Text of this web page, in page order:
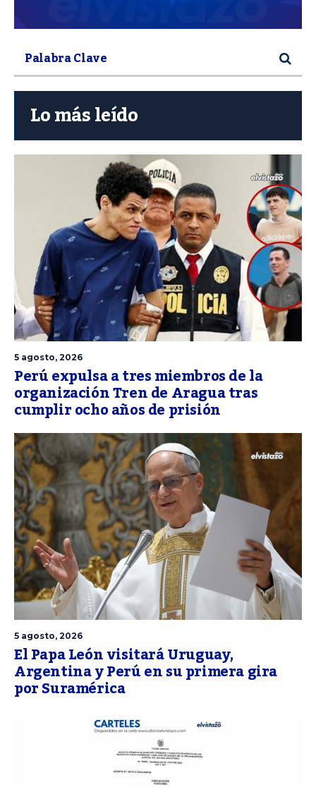
Lo más leído
5 agosto, 2026
Perú expulsa a tres miembros de la
organización Tren de Aragua tras
cumplir ocho años de prisión
5 agosto, 2026
El Papa León visitará Uruguay,
Argentina y Perú en su primera gira
por Suramérica